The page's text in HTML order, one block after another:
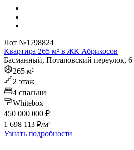
Лот №1798824
Квартира 265 м² в ЖК Абрикосов
Басманный, Потаповский переулок, 6
265 м²
2 этаж
4 спальни
Whitebox
450 000 000 ₽
1 698 113 ₽/м²
Узнать подробности